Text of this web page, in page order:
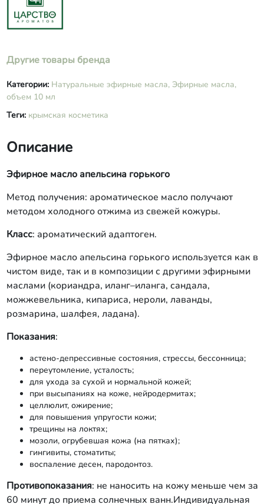
Другие товары бренда
Категории: Натуральные эфирные масла, Эфирные масла,
объем 10 мл
Теги: крымская косметика
Описание
Эфирное масло апельсина горького
Метод получения: ароматическое масло получают
методом холодного отжима из свежей кожуры.
Класс: ароматический адаптоген.
Эфирное масло апельсина горького используется как в
чистом виде, так и в композиции с другими эфирными
маслами (кориандра, иланг–иланга, сандала,
можжевельника, кипариса, нероли, лаванды,
розмарина, шалфея, ладана).
Показания:
астено-депрессивные состояния, стрессы, бессонница;
переутомление, усталость;
для ухода за сухой и нормальной кожей;
при высыпаниях на коже, нейродермитах;
целлюлит, ожирение;
для повышения упругости кожи;
трещины на локтях;
мозоли, огрубевшая кожа (на пятках);
гингивиты, стоматиты;
воспаление десен, пародонтоз.
Противопоказания: не наносить на кожу меньше чем за
60 минут до приема солнечных ванн.Индивидуальная